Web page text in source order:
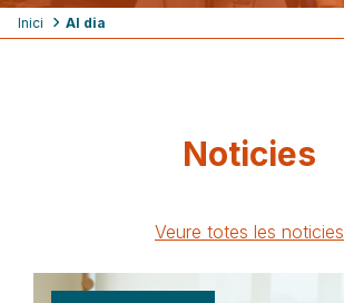
Fil
Inici Al dia
Noticies
Veure totes les noticies